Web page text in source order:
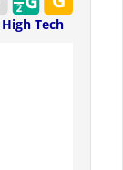
High Tech